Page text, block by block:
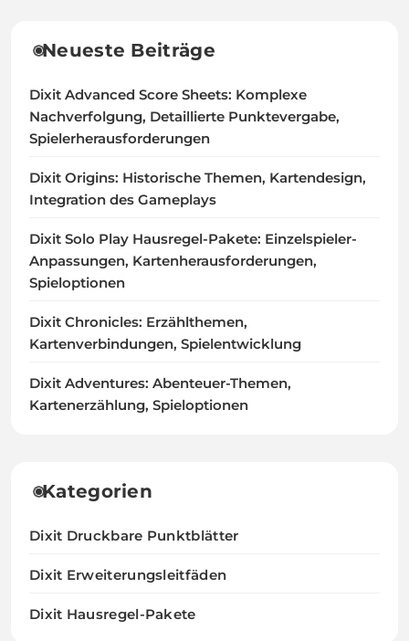
Neueste Beiträge
Dixit Advanced Score Sheets: Komplexe
Nachverfolgung, Detaillierte Punktevergabe,
Spielerherausforderungen
Dixit Origins: Historische Themen, Kartendesign,
Integration des Gameplays
Dixit Solo Play Hausregel-Pakete: Einzelspieler-
Anpassungen, Kartenherausforderungen,
Spieloptionen
Dixit Chronicles: Erzählthemen,
Kartenverbindungen, Spielentwicklung
Dixit Adventures: Abenteuer-Themen,
Kartenerzählung, Spieloptionen
Kategorien
Dixit Druckbare Punktblätter
Dixit Erweiterungsleitfäden
Dixit Hausregel-Pakete